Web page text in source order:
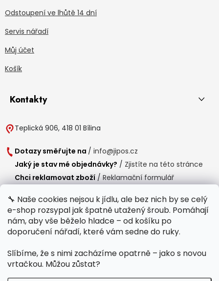
🔧 Naše cookies nejsou k jídlu, ale bez nich by se celý
e-shop rozsypal jak špatně utažený šroub. Pomáhají
nám, aby vše běželo hladce – od košíku po
doporučení nářadí, které vám sedne do ruky.
Slíbíme, že s nimi zacházíme opatrně – jako s novou
vrtačkou. Můžou zůstat?
Odstoupení ve lhůtě 14 dní
Servis nářadí
Můj účet
Košík
Kontakty
Teplická 906, 418 01 Bílina
Dotazy směřujte na / info@jipos.cz
Jaký je stav mé objednávky? / Zjistíte na této stránce
Chci reklamovat zboží / Reklamační formulář
Provozní doba
Po-Čt / 8:00 - 15:00
Polední přestávka /11:00 - 11:30